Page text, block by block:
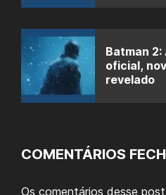
Batman
oficial,
revelado
COMENTÁRIOS
Os comentários desse